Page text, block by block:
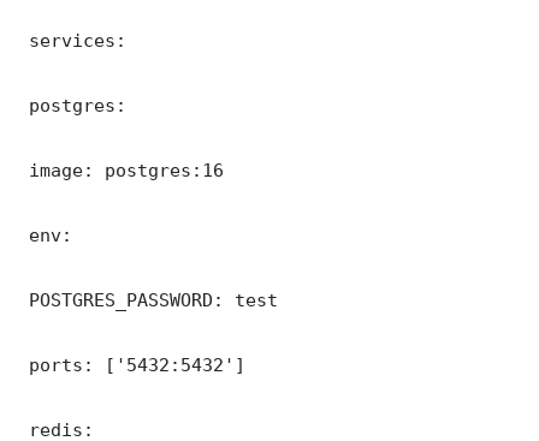
services:
postgres:
image: postgres:16
env:
POSTGRES_PASSWORD: test
ports: ['5432:5432']
redis: